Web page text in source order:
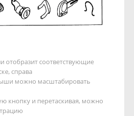
отобразит соответствующие
справа
можно масштабировать
кнопку и перетаскивая, можно